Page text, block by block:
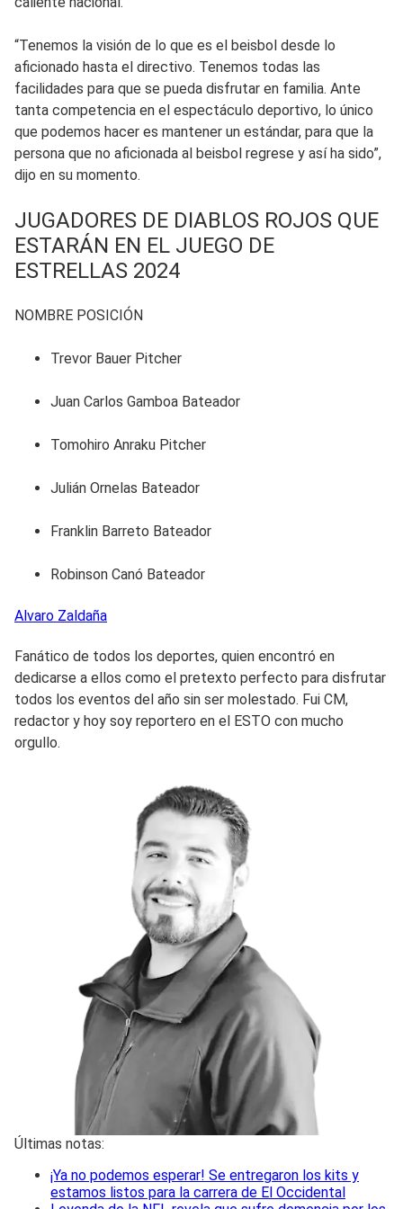
“Tenemos la visión de lo que es el beisbol desde lo
aficionado hasta el directivo. Tenemos todas las
facilidades para que se pueda disfrutar en familia. Ante
tanta competencia en el espectáculo deportivo, lo único
que podemos hacer es mantener un estándar, para que la
persona que no aficionada al beisbol regrese y así ha sido”,
dijo en su momento.
JUGADORES DE DIABLOS ROJOS QUE
ESTARÁN EN EL JUEGO DE
ESTRELLAS 2024
NOMBRE POSICIÓN
Trevor Bauer Pitcher
Juan Carlos Gamboa Bateador
Tomohiro Anraku Pitcher
Julián Ornelas Bateador
Franklin Barreto Bateador
Robinson Canó Bateador
Alvaro Zaldaña
Fanático de todos los deportes, quien encontró en
dedicarse a ellos como el pretexto perfecto para disfrutar
todos los eventos del año sin ser molestado. Fui CM,
redactor y hoy soy reportero en el ESTO con mucho
orgullo.
Últimas notas:
¡Ya no podemos esperar! Se entregaron los kits y
estamos listos para la carrera de El Occidental